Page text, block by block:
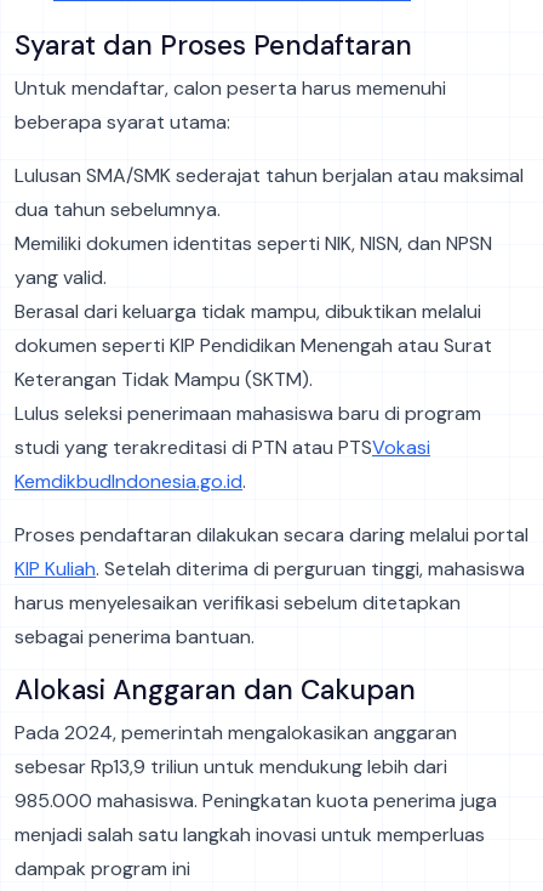
Syarat dan Proses Pendaftaran
Untuk mendaftar, calon peserta harus memenuhi
beberapa syarat utama:
Lulusan SMA/SMK sederajat tahun berjalan atau maksimal
dua tahun sebelumnya.
Memiliki dokumen identitas seperti NIK, NISN, dan NPSN
yang valid.
Berasal dari keluarga tidak mampu, dibuktikan melalui
dokumen seperti KIP Pendidikan Menengah atau Surat
Keterangan Tidak Mampu (SKTM).
Lulus seleksi penerimaan mahasiswa baru di program
studi yang terakreditasi di PTN atau PTS​Vokasi
KemdikbudIndonesia.go.id.
Proses pendaftaran dilakukan secara daring melalui portal
KIP Kuliah. Setelah diterima di perguruan tinggi, mahasiswa
harus menyelesaikan verifikasi sebelum ditetapkan
sebagai penerima bantuan.
Alokasi Anggaran dan Cakupan
Pada 2024, pemerintah mengalokasikan anggaran
sebesar Rp13,9 triliun untuk mendukung lebih dari
985.000 mahasiswa. Peningkatan kuota penerima juga
menjadi salah satu langkah inovasi untuk memperluas
dampak program ini​